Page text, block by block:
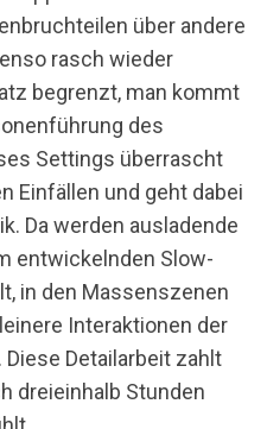
über andere
rasch wieder
begrenzt, man kommt
des
Settings überrascht
Einfällen und geht dabei
Da werden ausladende
entwickelnden Slow-
in den Massenszenen
Interaktionen der
Detailarbeit zahlt
dreieinhalb Stunden